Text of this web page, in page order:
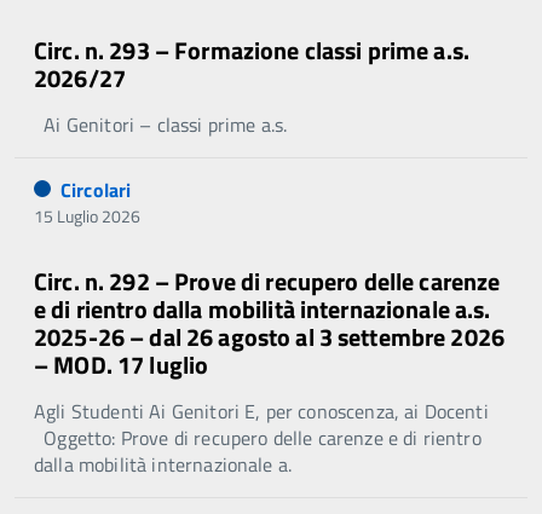
Circ. n. 293 – Formazione classi prime a.s.
2026/27
Ai Genitori – classi prime a.s.
Circolari
15 Luglio 2026
Circ. n. 292 – Prove di recupero delle carenze
e di rientro dalla mobilità internazionale a.s.
2025-26 – dal 26 agosto al 3 settembre 2026
– MOD. 17 luglio
Agli Studenti Ai Genitori E, per conoscenza, ai Docenti
Oggetto: Prove di recupero delle carenze e di rientro
dalla mobilità internazionale a.